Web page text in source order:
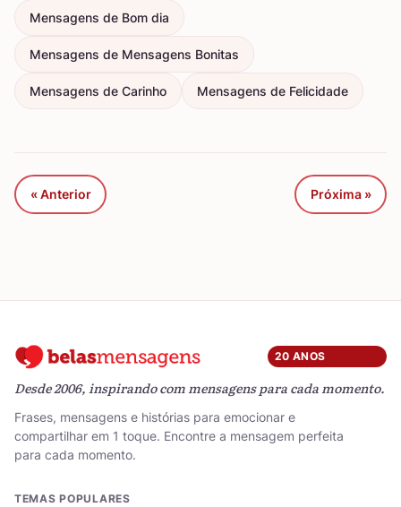
Mensagens de Bom dia
Mensagens de Mensagens Bonitas
Mensagens de Carinho Mensagens de Felicidade
« Anterior Próxima »
20 ANOS
Desde 2006, inspirando com mensagens para cada momento.
Frases, mensagens e histórias para emocionar e
compartilhar em 1 toque. Encontre a mensagem perfeita
para cada momento.
TEMAS POPULARES